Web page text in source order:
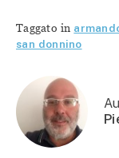
Taggato in
san donnino